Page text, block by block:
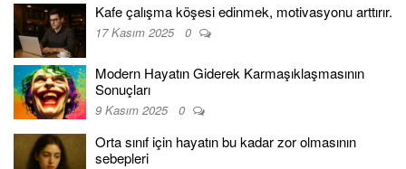
Kafe çalışma köşesi edinmek, motivasyonu arttırır.
17 Kasım 2025 0
Modern Hayatın Giderek Karmaşıklaşmasının
Sonuçları
9 Kasım 2025 0
Orta sınıf için hayatın bu kadar zor olmasının
sebepleri